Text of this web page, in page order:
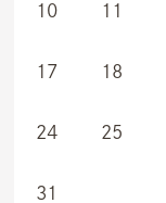
10 11
17 18
24 25
31